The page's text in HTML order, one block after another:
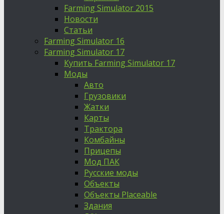
Farming Simulator 2015
Новости
Статьи
Farming Simulator 16
Farming Simulator 17
Купить Farming Simulator 17
Моды
Авто
Грузовики
Жатки
Карты
Трактора
Комбайны
Прицепы
Мод ПАК
Русские моды
Объекты
Объекты Placeable
Здания